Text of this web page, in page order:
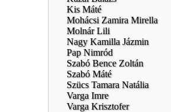
Kis Máté
Mohácsi Zamira Mirella
Molnár Lili
Nagy Kamilla Jázmin
Pap Nimród
Szabó Bence Zoltán
Szabó Máté
Szücs Tamara Natália
Varga Imre
Varga Krisztofer